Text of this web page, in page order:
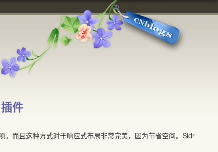
件
且这种方式对于响应式布局非常完美，因为节省空间。Sidr